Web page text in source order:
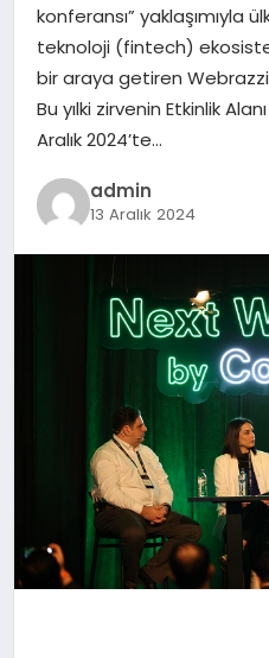
SPOR
TEKNOLOJI
YAŞAM
konferansı” yaklaşımıyla
teknoloji (fintech)
bir araya getiren
Bu yılki zirvenin Etkinlik
Aralık 2024’te…
admin
13 Aralık 2024